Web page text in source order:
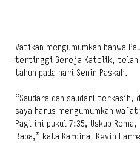
Vatikan mengumumkan bahwa
tertinggi Gereja Katolik, telah
tahun pada hari Senin Paskah.
“Saudara dan saudari terkasih,
saya harus mengumumkan
Pagi ini pukul 7:35, Uskup
Bapa,” kata Kardinal Kevin